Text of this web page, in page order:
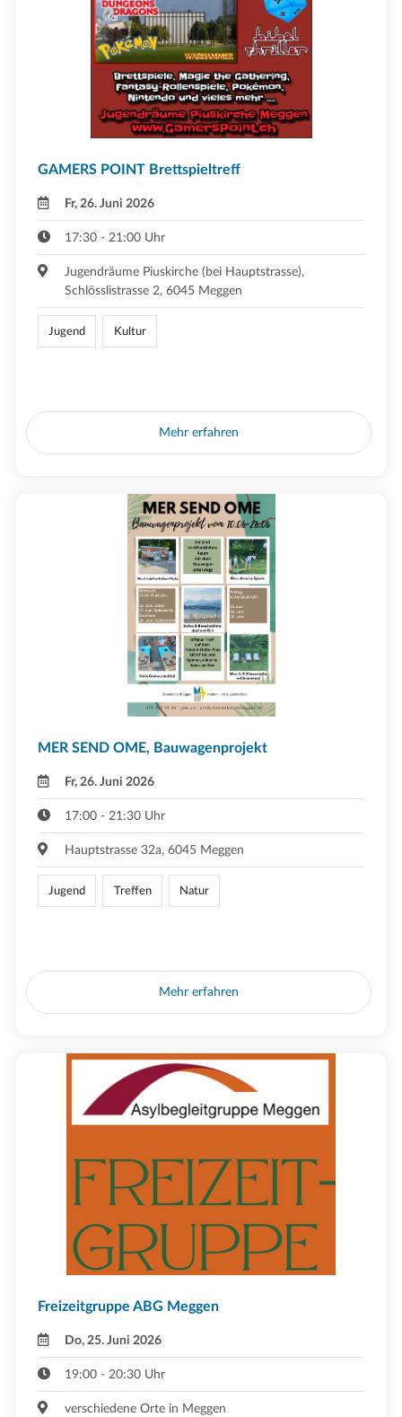
GAMERS POINT Brettspieltreff
Fr, 26. Juni 2026
17:30 - 21:00 Uhr
Jugendräume Piuskirche (bei Hauptstrasse),
Schlösslistrasse 2, 6045 Meggen
Jugend Kultur
Mehr erfahren
MER SEND OME, Bauwagenprojekt
Fr, 26. Juni 2026
17:00 - 21:30 Uhr
Hauptstrasse 32a, 6045 Meggen
Jugend Treffen Natur
Mehr erfahren
Freizeitgruppe ABG Meggen
Do, 25. Juni 2026
19:00 - 20:30 Uhr
verschiedene Orte in Meggen